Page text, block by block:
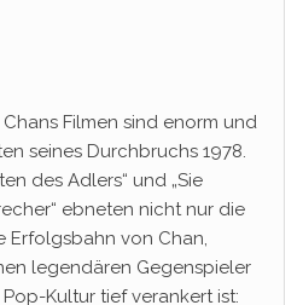
Filmen sind enorm und
seines Durchbruchs 1978.
des Adlers“ und „Sie
ebneten nicht nur die
Erfolgsbahn von Chan,
legendären Gegenspieler
Kultur tief verankert ist: